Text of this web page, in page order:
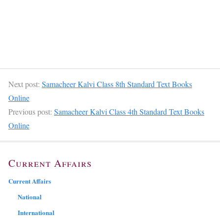
Next post: Samacheer Kalvi Class 8th Standard Text Books
Online
Previous post: Samacheer Kalvi Class 4th Standard Text Books
Online
Current Affairs
Current Affairs
National
International